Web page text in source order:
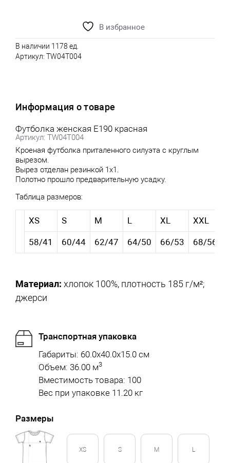
В избранное
В наличии 1178 ед.
Артикул: TW04T004
Информация о товаре
Футболка женская E190 красная
Артикул: TW04T004
Кроеная футболка приталенного силуэта с круглым
вырезом.
Вырез отделан резинкой 1х1.
Полотно прошло предварительную усадку.
Таблица размеров:
XS S M L XL XXL
58/41 60/44 62/47 64/50 66/53 68/56
Материал: хлопок 100%, плотность 185 г/м²;
джерси
Транспортная упаковка
Габариты: 60.0x40.0x15.0 см
Объем: 36.00 м3
Вместимость товара: 100
Вес при упаковке 11.20 кг
Размеры
XS S M L